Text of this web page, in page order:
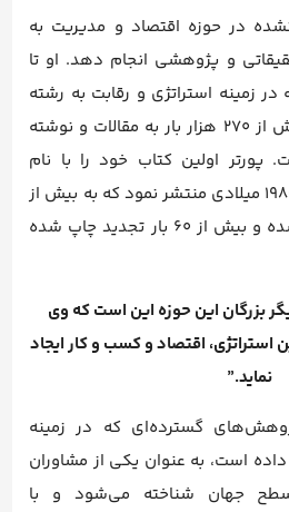
در حوزه اقتصاد و مدیریت به
و پژوهشی انجام دهد. او تا
کتاب و 139 مقاله در زمینه استراتژی و رقابت به رشته
تحریر درآورده است که بیش از 270 هزار بار به مقالات و نوشته
اولین کتاب خود را با نام
استراتژی رقابتی در سال 1980 میلادی منتشر نمود که به بیش از
20 زبان زنده دنیا ترجمه شده و بیش از 60 بار تجدید چاپ شده
بزرگان این حوزه این است که وی
استراتژی، اقتصاد و کسب و کار ایجاد
نماید.”
گسترده‌ای که در زمینه
است، به عنوان یکی از مشاوران
جهان شناخته می‌شود و با